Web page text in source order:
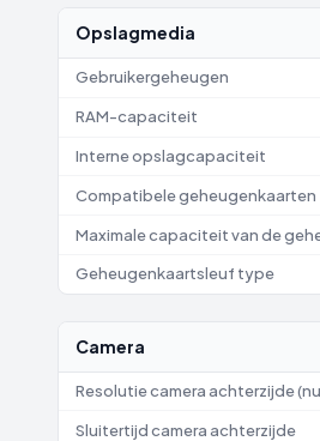
Opslagmedia
Gebruikergeheugen
RAM-capaciteit
Interne opslagcapaciteit
Compatibele geheugenkaarten
Maximale capaciteit van de
Geheugenkaartsleuf type
Camera
Resolutie camera achterzijde
Sluitertijd camera achterzijde